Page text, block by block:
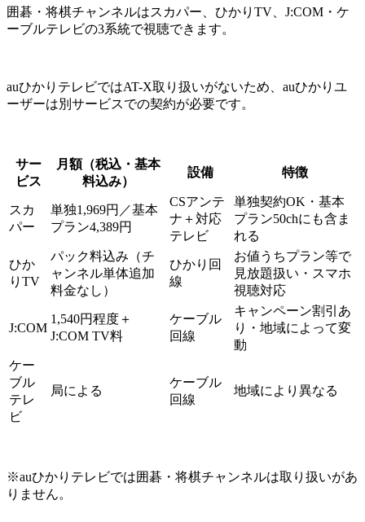
囲碁・将棋チャンネルはスカパー、ひかりTV、J:COM・ケ
ーブルテレビの3系統で視聴できます。
auひかりテレビではAT-X取り扱いがないため、auひかりユ
ーザーは別サービスでの契約が必要です。
サー
ビス
月額（税込・基本
料込み）
設備 特徴
スカ
パー
単独1,969円／基本
プラン4,389円
CSアンテ
ナ＋対応
テレビ
単独契約OK・基本
プラン50chにも含ま
れる
ひか
りTV
パック料込み（チ
ャンネル単体追加
料金なし）
ひかり回
線
お値うちプラン等で
見放題扱い・スマホ
視聴対応
J:COM
1,540円程度＋
J:COM TV料
ケーブル
回線
キャンペーン割引あ
り・地域によって変
動
ケー
ブル
テレ
ビ
局による
ケーブル
回線
地域により異なる
※auひかりテレビでは囲碁・将棋チャンネルは取り扱いがあ
りません。